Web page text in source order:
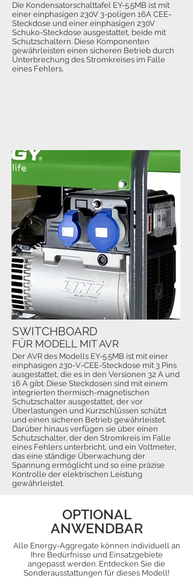
Die Kondensatorschalttafel EY-5.5MB ist mit
einer einphasigen 230V 3-poligen 16A CEE-
Steckdose und einer einphasigen 230V
Schuko-Steckdose ausgestattet, beide mit
Schutzschaltern. Diese Komponenten
gewährleisten einen sicheren Betrieb durch
Unterbrechung des Stromkreises im Falle
eines Fehlers.
Der AVR des Modells EY-5.5MB ist mit einer
einphasigen 230-V-CEE-Steckdose mit 3 Pins
ausgestattet, die es in den Versionen 32 A und
16 A gibt. Diese Steckdosen sind mit einem
integrierten thermisch-magnetischen
Schutzschalter ausgestattet, der vor
Überlastungen und Kurzschlüssen schützt
und einen sicheren Betrieb gewährleistet.
Darüber hinaus verfügen sie über einen
Schutzschalter, der den Stromkreis im Falle
eines Fehlers unterbricht, und ein Voltmeter,
das eine ständige Überwachung der
Spannung ermöglicht und so eine präzise
Kontrolle der elektrischen Leistung
gewährleistet.
SWITCHBOARD
FÜR MODELL MIT AVR
OPTIONAL
ANWENDBAR
Alle Energy-Aggregate können individuell an
Ihre Bedürfnisse und Einsatzgebiete
angepasst werden. Entdecken Sie die
Sonderausstattungen für dieses Modell!